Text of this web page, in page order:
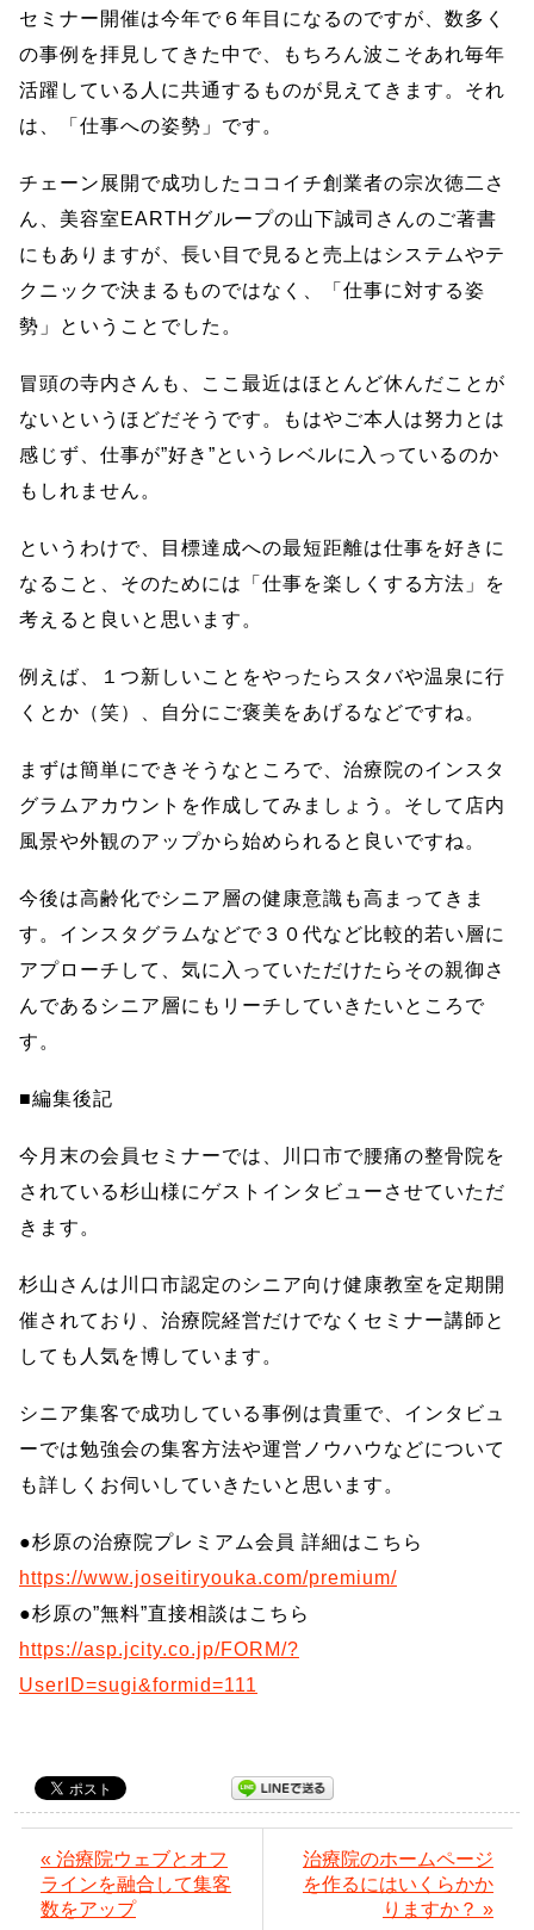
セミナー開催は今年で６年目になるのですが、数多く
の事例を拝見してきた中で、もちろん波こそあれ毎年
活躍している人に共通するものが見えてきます。それ
は、「仕事への姿勢」です。
チェーン展開で成功したココイチ創業者の宗次徳二さ
ん、美容室EARTHグループの山下誠司さんのご著書
にもありますが、長い目で見ると売上はシステムやテ
クニックで決まるものではなく、「仕事に対する姿
勢」ということでした。
冒頭の寺内さんも、ここ最近はほとんど休んだことが
ないというほどだそうです。もはやご本人は努力とは
感じず、仕事が”好き”というレベルに入っているのか
もしれません。
というわけで、目標達成への最短距離は仕事を好きに
なること、そのためには「仕事を楽しくする方法」を
考えると良いと思います。
例えば、１つ新しいことをやったらスタバや温泉に行
くとか（笑）、自分にご褒美をあげるなどですね。
まずは簡単にできそうなところで、治療院のインスタ
グラムアカウントを作成してみましょう。そして店内
風景や外観のアップから始められると良いですね。
今後は高齢化でシニア層の健康意識も高まってきま
す。インスタグラムなどで３０代など比較的若い層に
アプローチして、気に入っていただけたらその親御さ
んであるシニア層にもリーチしていきたいところで
す。
■編集後記
今月末の会員セミナーでは、川口市で腰痛の整骨院を
されている杉山様にゲストインタビューさせていただ
きます。
杉山さんは川口市認定のシニア向け健康教室を定期開
催されており、治療院経営だけでなくセミナー講師と
しても人気を博しています。
シニア集客で成功している事例は貴重で、インタビュ
ーでは勉強会の集客方法や運営ノウハウなどについて
も詳しくお伺いしていきたいと思います。
●杉原の治療院プレミアム会員 詳細はこちら
https://www.joseitiryouka.com/premium/
●杉原の”無料”直接相談はこちら
https://asp.jcity.co.jp/FORM/?
UserID=sugi&formid=111
« 治療院ウェブとオフ
ラインを融合して集客
数をアップ
治療院のホームページ
を作るにはいくらかか
りますか？ »